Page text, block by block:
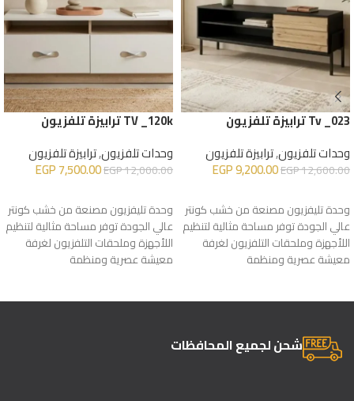
Tv _023 ترابيزة تلفزيون
وحدات تلفزيون,ترابيزة تلفزيون
EGP12,600.00
EGP9,200.00
وحدة تليفزيون مصنعة من خشب كونتر
عالي الجودة توفر مساحة مثالية لتنظيم
اللأجهزة وملحقات التلفزيون لغرفة
معيشة عصرية ومنظمة
TV _120k ترابيزة تلفزيون
وحدات تلفزيون,ترابيزة تلفزيون
EGP12,000.00
EGP7,500.00
وحدة تليفزيون مصنعة من خشب كونتر
عالي الجودة توفر مساحة مثالية لتنظيم
اللأجهزة وملحقات التلفزيون لغرفة
معيشة عصرية ومنظمة
شحن لجميع المحافظات